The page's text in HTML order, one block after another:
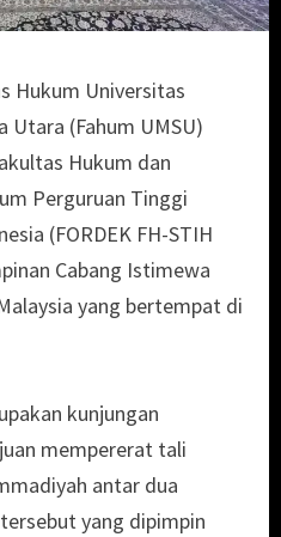
Hukum Universitas
Utara (Fahum UMSU)
Hukum dan
Perguruan Tinggi
(FORDEK FH-STIH
Cabang Istimewa
yang bertempat di
kunjungan
mempererat tali
antar dua
yang dipimpin